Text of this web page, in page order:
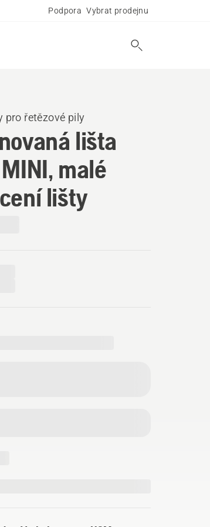
Podpora Vybrat prodejnu
pro řetězové pily
lišta
malé
lišty